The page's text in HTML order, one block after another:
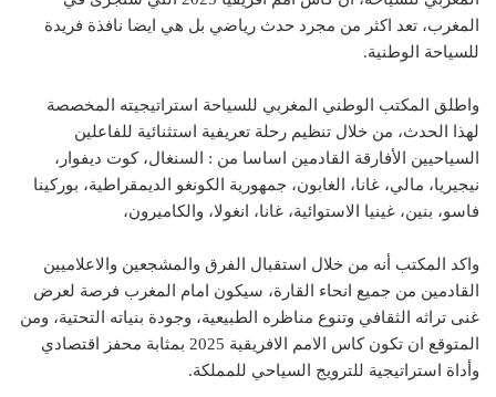
المغرب، تعد اكثر من مجرد حدث رياضي بل هي ايضا نافذة فريدة
للسياحة الوطنية.
واطلق المكتب الوطني المغربي للسياحة استراتيجيته المخصصة
لهذا الحدث، من خلال تنظيم رحلة تعريفية استثنائية للفاعلين
السياحيين الأفارقة القادمين اساسا من : السنغال، كوت ديفوار،
نيجيريا، مالي، غانا، الغابون، جمهورية الكونغو الديمقراطية، بوركينا
فاسو، بنين، غينيا الاستوائية، غانا، انغولا، والكاميرون،
واكد المكتب أنه من خلال استقبال الفرق والمشجعين والاعلاميين
القادمين من جميع انحاء القارة، سيكون امام المغرب فرصة لعرض
غنى تراثه الثقافي وتنوع مناظره الطبيعية، وجودة بنياته التحتية، ومن
المتوقع ان تكون كاس الامم الافريقية 2025 بمثابة محفز اقتصادي
وأداة استراتيجية للترويج السياحي للمملكة.